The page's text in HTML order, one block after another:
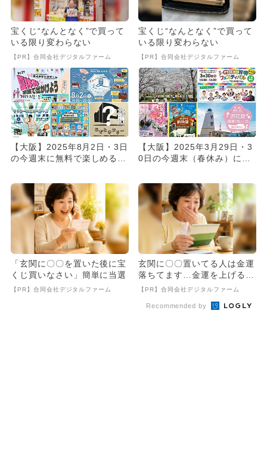
宝くじ“なんとなく”で買って
いる限り変わらない
【PR】合同会社デジタルファーム
宝くじ“なんとなく”で買って
いる限り変わらない
【PR】合同会社デジタルファーム
【大阪】2025年8月2日・3日
の今週末に無料で楽しめるイ
【大阪】2025年3月29日・3
0日の今週末（春休み）に無
「玄関に〇〇を置いた後に宝
くじ買いなさい」簡単に当選
【PR】合同会社デジタルファーム
玄関に〇〇置いてる人は金運
落ちてます…金運を上げる方
法とは
【PR】合同会社デジタルファーム
Recommended by